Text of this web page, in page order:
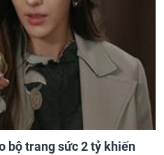
bộ trang sức 2 tỷ khiến